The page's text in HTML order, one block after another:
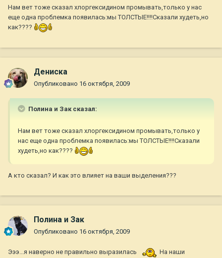
Нам вет тоже сказал хлоргексидином промывать,только у нас
еще одна проблемка появилась:мы ТОЛСТЫЕ!!!!Сказали худеть,но
как????
Дениска
Опубликовано 16 октября, 2009
Полина и Зак сказал:
Нам вет тоже сказал хлоргексидином промывать,только у
нас еще одна проблемка появилась:мы ТОЛСТЫЕ!!!!Сказали
худеть,но как????
А кто сказал? И как это влияет на ваши выделения???
Полина и Зак
Опубликовано 16 октября, 2009
Эээ...я наверно не правильно выразилась
На наши